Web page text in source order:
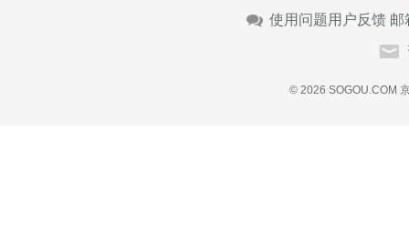
使用问题用户反馈 邮
© 2026 SOGOU.COM